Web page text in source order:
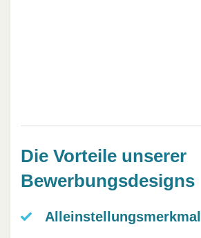
Die Vorteile unserer
Bewerbungsdesigns
Alleinstellungsmerkmal